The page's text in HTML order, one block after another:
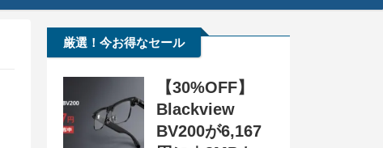
厳選！今お得なセール
【30%OFF】
Blackview
BV200が6,167